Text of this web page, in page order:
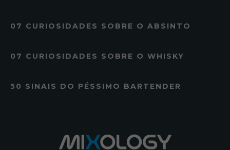
07 CURIOSIDADES SOBRE O ABSINTO
07 CURIOSIDADES SOBRE O WHISKY
50 SINAIS DO PÉSSIMO BARTENDER